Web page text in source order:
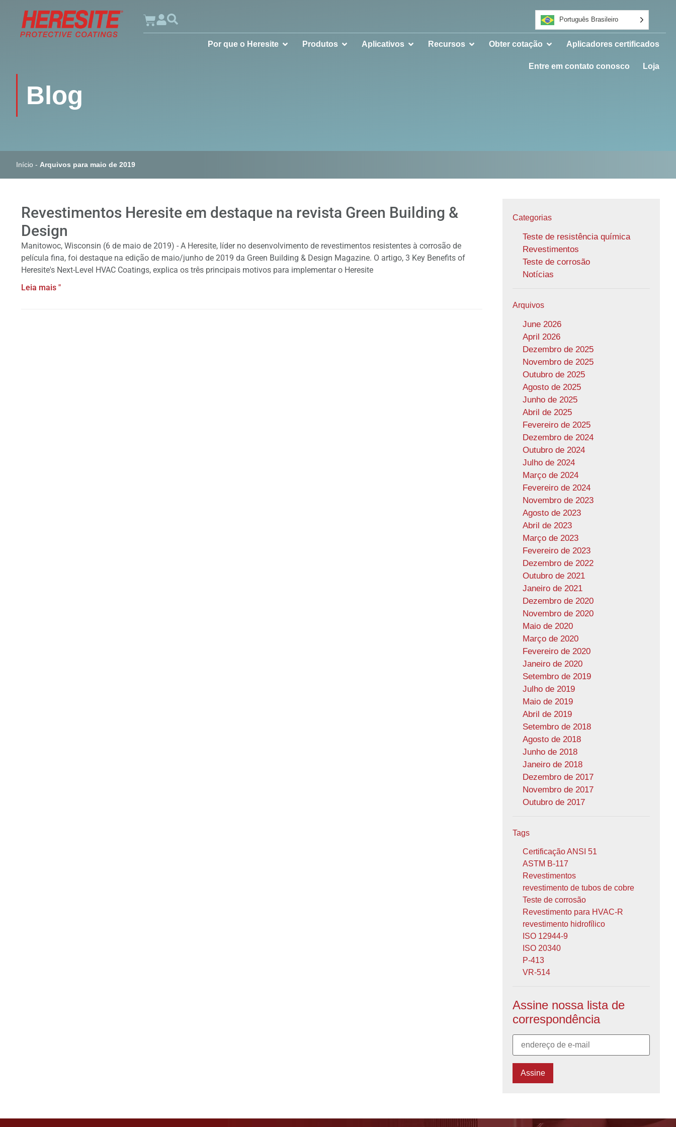
Português Brasileiro
Por que o Heresite Produtos Aplicativos Recursos Obter cotação Aplicadores certificados
Entre em contato conosco Loja
Blog
Início - Arquivos para maio de 2019
Revestimentos Heresite em destaque na revista Green Building &
Design
Manitowoc, Wisconsin (6 de maio de 2019) - A Heresite, líder no desenvolvimento de revestimentos resistentes à corrosão de
película fina, foi destaque na edição de maio/junho de 2019 da Green Building & Design Magazine. O artigo, 3 Key Benefits of
Heresite's Next-Level HVAC Coatings, explica os três principais motivos para implementar o Heresite
Leia mais "
Categorias
Teste de resistência química
Revestimentos
Teste de corrosão
Notícias
Arquivos
June 2026
April 2026
Dezembro de 2025
Novembro de 2025
Outubro de 2025
Agosto de 2025
Junho de 2025
Abril de 2025
Fevereiro de 2025
Dezembro de 2024
Outubro de 2024
Julho de 2024
Março de 2024
Fevereiro de 2024
Novembro de 2023
Agosto de 2023
Abril de 2023
Março de 2023
Fevereiro de 2023
Dezembro de 2022
Outubro de 2021
Janeiro de 2021
Dezembro de 2020
Novembro de 2020
Maio de 2020
Março de 2020
Fevereiro de 2020
Janeiro de 2020
Setembro de 2019
Julho de 2019
Maio de 2019
Abril de 2019
Setembro de 2018
Agosto de 2018
Junho de 2018
Janeiro de 2018
Dezembro de 2017
Novembro de 2017
Outubro de 2017
Tags
Certificação ANSI 51
ASTM B-117
Revestimentos
revestimento de tubos de cobre
Teste de corrosão
Revestimento para HVAC-R
revestimento hidrofílico
ISO 12944-9
ISO 20340
P-413
VR-514
Assine nossa lista de
correspondência